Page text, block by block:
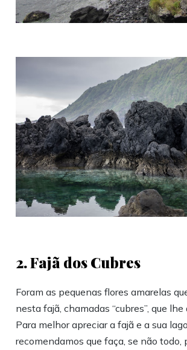
2. Fajã dos Cubres
Foram as pequenas flores amarelas
nesta fajã, chamadas “cubres”, que lhe
Para melhor apreciar a fajã e a sua
recomendamos que faça, se não todo,